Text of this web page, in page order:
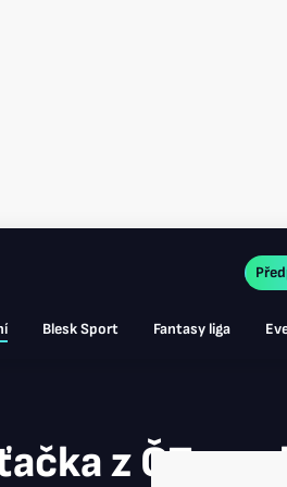
Blesk Sport Fantasy liga
z ČT,